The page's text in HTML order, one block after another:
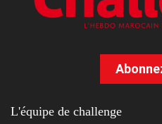
L'équipe de challenge